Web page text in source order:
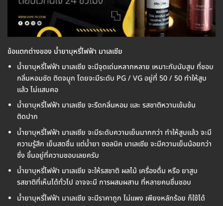
ข้อแตกต่างของ น้ำยาบุหรี่ไฟฟ้า มาเลเซีย
น้ำยาบุหรี่ไฟฟ้า มาเลเซีย จะมีจุดเด่นหลากหลาย เหมาะกับนับสูบ ที่ชอบ
กลิ่นหอมชัด ติดจมูุก โดยจะมีระดับ PG / VG อยู่ที่ 50 / 50 ทำให้สูบ
แล้ว ไม่แสบคอ
น้ำยาบุหรี่ไฟฟ้า มาเลเซีย จะรีดกลิ่นหอม และ รสชาติหวานเข้มข้น
ติดปาก
น้ำยาบุหรี่ไฟฟ้า มาเลเซีย จะมีระดับความเย็นมากกว่า ทำให้สูบแล้ว จะมี
ความรู้สึก เย็นสดชื่น แต่น้ำยา ซอลนิค มาเลเซีย จะมีความเย็นน้อยกว่า
ซึ่ง ขึ้นอยู่ที่ความชอบเลยครับ
น้ำยาบุหรี่ไฟฟ้า มาเลเซีย จะให้รสชาติ ผลไม้ เครื่องดื่ม หรือ ยาสูบ
รสชาติที่เห็นได้ทั่วไป อาจจะมี การผสมผสาน ที่หลายคนชื่นชอบ
น้ำยาบุหรี่ไฟฟ้า มาเลเซีย จะมีราคาถูก ไม่แพง เพียงหลักร้อย ก็ใช้ได้